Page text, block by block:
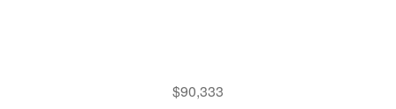
$90,333